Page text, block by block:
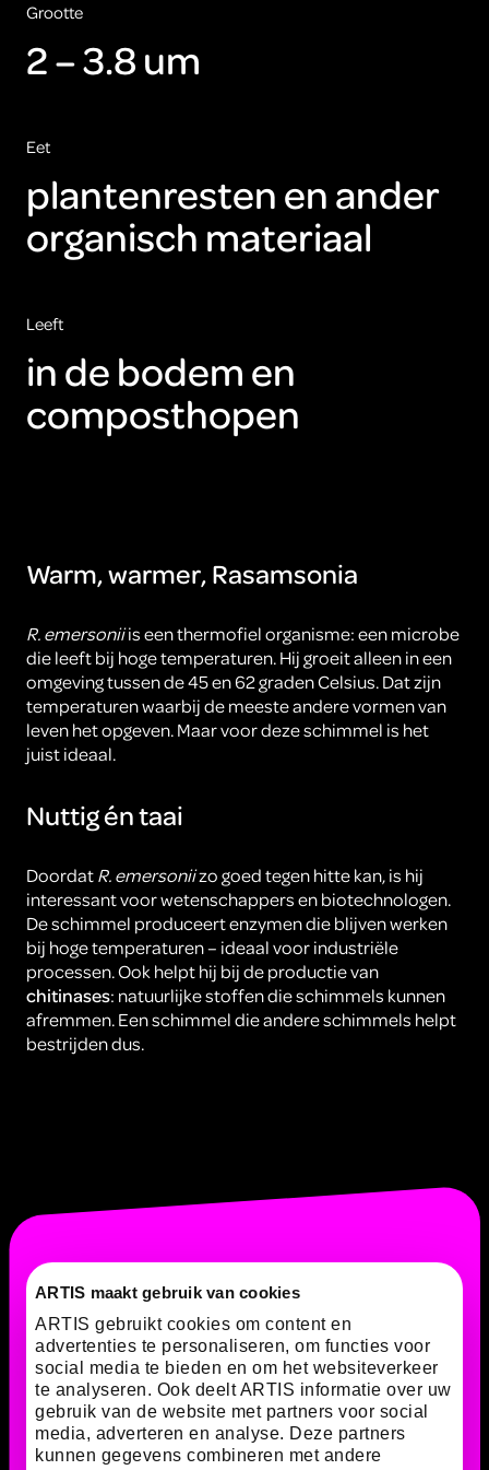
ARTIS maakt gebruik van cookies
ARTIS gebruikt cookies om content en
advertenties te personaliseren, om functies voor
social media te bieden en om het websiteverkeer
te analyseren. Ook deelt ARTIS informatie over uw
gebruik van de website met partners voor social
media, adverteren en analyse. Deze partners
kunnen gegevens combineren met andere
Grootte
2 – 3.8 um
Eet
plantenresten en ander
organisch materiaal
Leeft
in de bodem en
composthopen
Warm, warmer, Rasamsonia
R. emersoniiis een thermofiel organisme: een microbe
die leeft bij hoge temperaturen. Hij groeit alleen in een
omgeving tussen de 45 en 62 graden Celsius. Dat zijn
temperaturen waarbij de meeste andere vormen van
leven het opgeven. Maar voor deze schimmel is het
juist ideaal.
Nuttig én taai
DoordatR. emersoniizo goed tegen hitte kan, is hij
interessant voor wetenschappers en biotechnologen.
De schimmel produceert enzymen die blijven werken
bij hoge temperaturen – ideaal voor industriële
processen. Ook helpt hij bij de productie van
chitinases: natuurlijke stoffen die schimmels kunnen
afremmen. Een schimmel die andere schimmels helpt
bestrijden dus.